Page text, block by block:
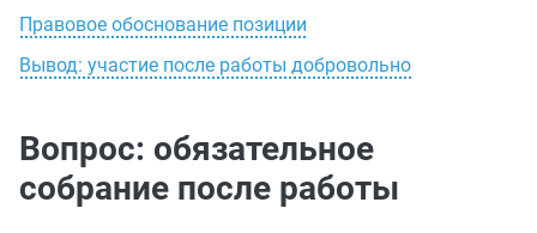
Правовое обоснование позиции
Вывод: участие после работы добровольно
Вопрос: обязательное
собрание после работы